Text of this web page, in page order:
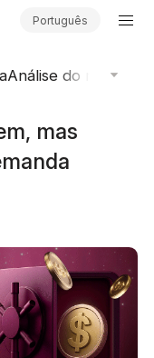
Português
Análise do mercado
mas